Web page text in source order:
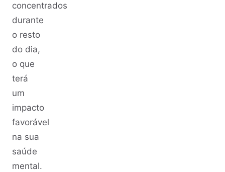
concentrados
durante
o resto
do dia,
o que
terá
um
impacto
favorável
na sua
saúde
mental.